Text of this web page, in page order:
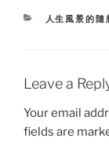
人生風景的隨
Leave a
Your email
fields are